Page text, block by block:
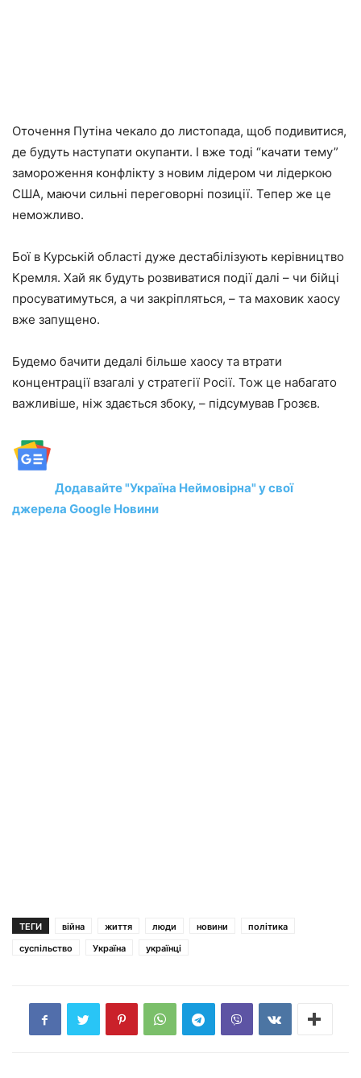
Оточення Путіна чекало до листопада, щоб подивитися,
де будуть наступати окупанти. І вже тоді “качати тему”
замороження конфлікту з новим лідером чи лідеркою
США, маючи сильні переговорні позиції. Тепер же це
неможливо.
Бої в Курській області дуже дестабілізують керівництво
Кремля. Хай як будуть розвиватися події далі – чи бійці
просуватимуться, а чи закріпляться, – та маховик хаосу
вже запущено.
Будемо бачити дедалі більше хаосу та втрати
концентрації взагалі у стратегії Росії. Тож це набагато
важливіше, ніж здається збоку, – підсумував Грозєв.
Додавайте "Україна Неймовірна" у свої
джерела Google Новини
ТЕГИ війна життя люди новини
політика
суспільство
Україна українці